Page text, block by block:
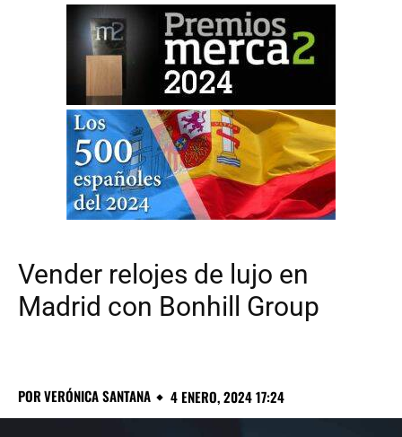
Vender relojes de lujo en
Madrid con Bonhill Group
PORVERÓNICA SANTANA 4 ENERO, 2024 17:24